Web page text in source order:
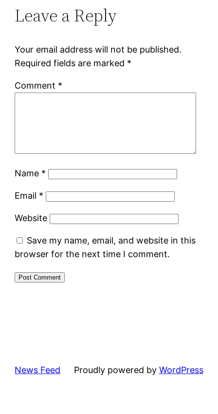
Leave a Reply
Your email address will not be published.
Required fields are marked *
Comment *
Name *
Email *
Website
Save my name, email, and website in this
browser for the next time I comment.
News Feed Proudly powered by WordPress